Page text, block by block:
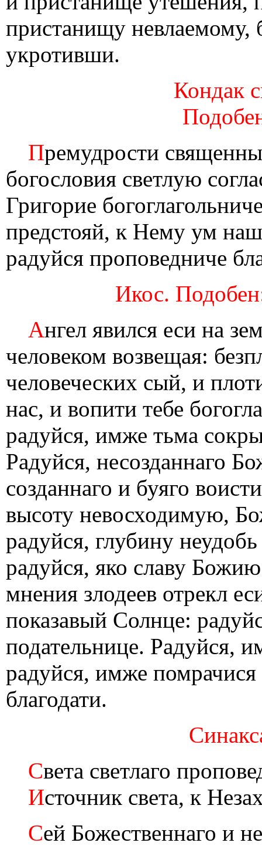
пристанищу невлаемому,
укротивши.
Кондак
Премудрости
богословия светлую
Григорие
предстояй, к Нему ум
радуйся проповедниче
Икос.
Ангел явился еси на
человеком возвещая:
человеческих сый, и
нас, и вопити тебе
радуйся, имже тьма
Радуйся, несозданнаго
созданнаго и буяго
высоту невосходимую,
радуйся, глубину
радуйся, яко славу
мнения злодеев отрекл
показавый Солнце:
подательнице. Радуйся,
радуйся, имже
благодати.
Света светлаго
Источник света, к
Сей Божественнаго и